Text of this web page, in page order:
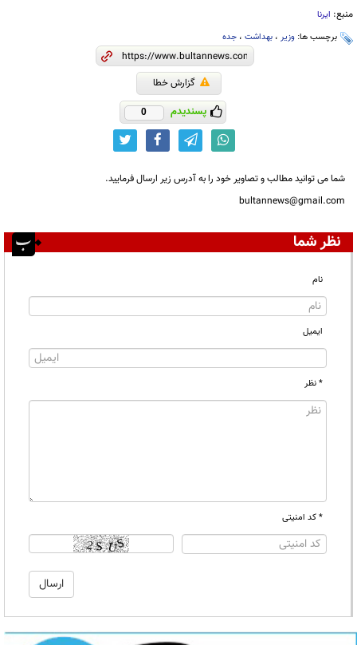
منبع: ایرنا
برچسب ها: وزیر ، بهداشت ، جده
گزارش خطا
پسندیدم 0
شما می توانید مطالب و تصاویر خود را به آدرس زیر ارسال فرمایید.
bultannews@gmail.com
نظر شما
نام
ایمیل
* نظر
* کد امنیتی